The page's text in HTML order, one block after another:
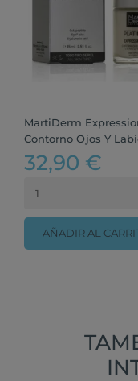
MartiDerm
Contorno Ojos Y
32,90 €
AÑADIR AL